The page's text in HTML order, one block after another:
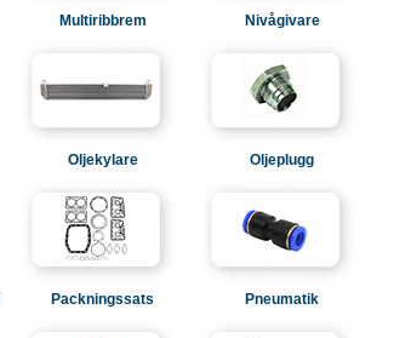
Multiribbrem Nivågivare
Oljekylare Oljeplugg
Packningssats Pneumatik